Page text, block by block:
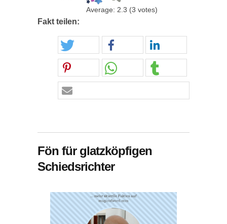
Average: 2.3 (3 votes)
Fakt teilen:
Fön für glatzköpfigen
Schiedsrichter